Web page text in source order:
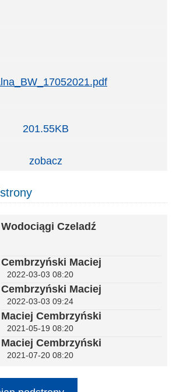
201.55KB
zobacz
Wodociągi Czeladź
Cembrzyński Maciej
2022-03-03 08:20
Cembrzyński Maciej
2022-03-03 09:24
Maciej Cembrzyński
2021-05-19 08:20
Maciej Cembrzyński
2021-07-20 08:20